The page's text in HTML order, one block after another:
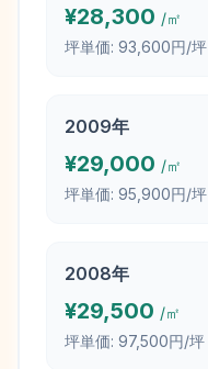
¥28,300 /㎡
坪単価: 93,600円/坪
2009年
¥29,000 /㎡
坪単価: 95,900円/坪
2008年
¥29,500 /㎡
坪単価: 97,500円/坪